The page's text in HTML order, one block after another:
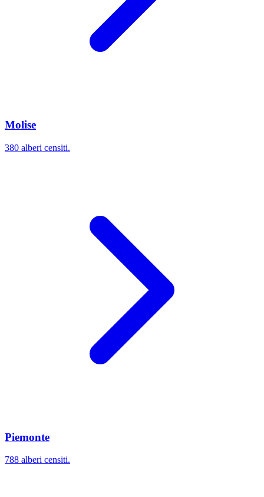
Molise
380 alberi censiti.
Piemonte
788 alberi censiti.